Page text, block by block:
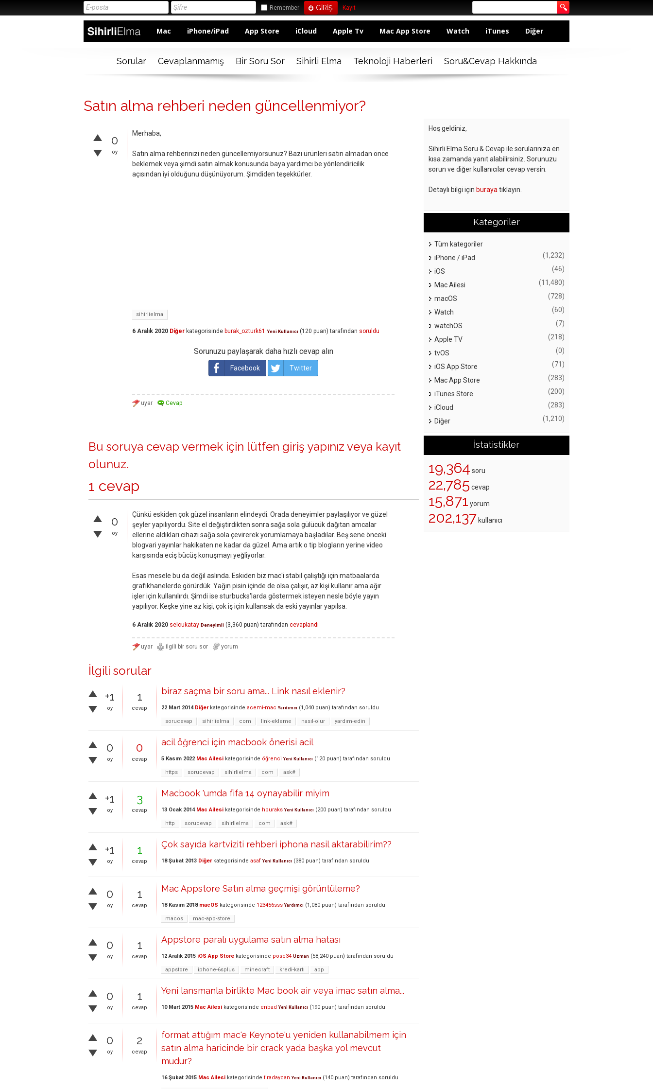
Remember Kayıt
Mac iPhone/iPad App Store iCloud Apple Tv Mac App Store Watch iTunes Diğer
Sorular Cevaplanmamış Bir Soru Sor Sihirli Elma Teknoloji Haberleri Soru&Cevap Hakkında
Satın alma rehberi neden güncellenmiyor?
0
oy
Merhaba,
Satın alma rehberinizi neden güncellemiyorsunuz? Bazı ürünleri satın almadan önce
beklemek veya şimdi satın almak konusunda baya yardımcı be yönlendiricilik
açısından iyi olduğunu düşünüyorum. Şimdiden teşekkürler.
sihirlielma
6 Aralık 2020 Diğer kategorisinde burak_ozturk61 Yeni Kullanıcı (120 puan) tarafından soruldu
Sorunuzu paylaşarak daha hızlı cevap alın
Facebook Twitter
Bu soruya cevap vermek için lütfen giriş yapınız veya kayıt
olunuz.
1 cevap
0
oy
Çünkü eskiden çok güzel insanların elindeydi. Orada deneyimler paylaşılıyor ve güzel
şeyler yapılıyordu. Site el değiştirdikten sonra sağa sola gülücük dağıtan amcalar
ellerine aldıkları cihazı sağa sola çevirerek yorumlamaya başladılar. Beş sene önceki
blogvari yayınlar hakikaten ne kadar da güzel. Ama artık o tip blogların yerine video
karşısında eciş bücüş konuşmayı yeğliyorlar.
Esas mesele bu da değil aslında. Eskiden biz mac'i stabil çalıştığı için matbaalarda
grafikhanelerde görürdük. Yağın pisin içinde de olsa çalışır, az kişi kullanır ama ağır
işler için kullanılırdı. Şimdi ise sturbucks'larda göstermek isteyen nesle böyle yayın
yapılıyor. Keşke yine az kişi, çok iş için kullansak da eski yayınlar yapılsa.
6 Aralık 2020 selcukatay Deneyimli (3,360 puan) tarafından cevaplandı
İlgili sorular
+1
oy
1
cevap
biraz saçma bir soru ama... Link nasıl eklenir?
22 Mart 2014 Diğerkategorisinde acemi-mac Yardımcı (1,040 puan) tarafından soruldu
sorucevap sihirlielma com link-ekleme nasıl-olur yardım-edin
0
oy
0
cevap
acil öğrenci için macbook önerisi acil
5 Kasım 2022 Mac Ailesi kategorisinde öğrenci Yeni Kullanıcı (120 puan) tarafından soruldu
https sorucevap sihirlielma com ask#
+1
oy
3
cevap
Macbook 'umda fifa 14 oynayabilir miyim
13 Ocak 2014 Mac Ailesi kategorisinde hburaks Yeni Kullanıcı (200 puan) tarafından soruldu
http sorucevap sihirlielma com ask#
+1
oy
1
cevap
Çok sayıda kartviziti rehberi iphona nasil aktarabilirim??
18 Şubat 2013 Diğerkategorisinde asaf Yeni Kullanıcı (380 puan) tarafından soruldu
0
oy
1
cevap
Mac Appstore Satın alma geçmişi görüntüleme?
18 Kasım 2018 macOS kategorisinde 123456sss Yardımcı (1,080 puan) tarafından soruldu
macos mac-app-store
0
oy
1
cevap
Appstore paralı uygulama satın alma hatası
12 Aralık 2015 iOS App Store kategorisinde pose34 Uzman (58,240 puan) tarafından soruldu
appstore iphone-6splus minecraft kredi-kartı app
0
oy
1
cevap
Yeni lansmanla birlikte Mac book air veya imac satın alma...
10 Mart 2015 Mac Ailesi kategorisinde enbad Yeni Kullanıcı (190 puan) tarafından soruldu
0
oy
2
cevap
format attığım mac'e Keynote'u yeniden kullanabilmem için
satın alma haricinde bir crack yada başka yol mevcut
mudur?
16 Şubat 2015 Mac Ailesi kategorisinde tiradaycan Yeni Kullanıcı (140 puan) tarafından soruldu
Hoş geldiniz,
Sihirli Elma Soru & Cevap ile sorularınıza en
kısa zamanda yanıt alabilirsiniz. Sorunuzu
sorun ve diğer kullanıcılar cevap versin.
Detaylı bilgi için buraya tıklayın.
Kategoriler
Tüm kategoriler
iPhone / iPad
(1,232)
iOS (46)
Mac Ailesi (11,480)
macOS (728)
Watch (60)
watchOS (7)
Apple TV (218)
tvOS (0)
iOS App Store (71)
Mac App Store (283)
iTunes Store (200)
iCloud (283)
Diğer (1,210)
İstatistikler
19,364 soru
22,785 cevap
15,871 yorum
202,137 kullanıcı